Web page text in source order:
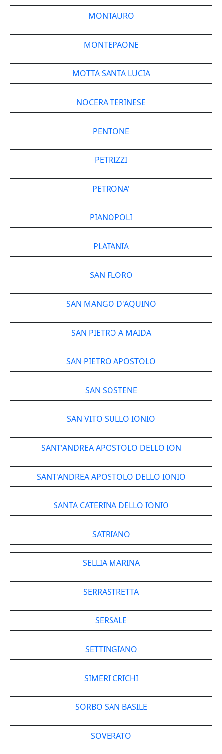
MONTAURO
MONTEPAONE
MOTTA SANTA LUCIA
NOCERA TERINESE
PENTONE
PETRIZZI
PETRONA'
PIANOPOLI
PLATANIA
SAN FLORO
SAN MANGO D'AQUINO
SAN PIETRO A MAIDA
SAN PIETRO APOSTOLO
SAN SOSTENE
SAN VITO SULLO IONIO
SANT'ANDREA APOSTOLO DELLO ION
SANT'ANDREA APOSTOLO DELLO IONIO
SANTA CATERINA DELLO IONIO
SATRIANO
SELLIA MARINA
SERRASTRETTA
SERSALE
SETTINGIANO
SIMERI CRICHI
SORBO SAN BASILE
SOVERATO